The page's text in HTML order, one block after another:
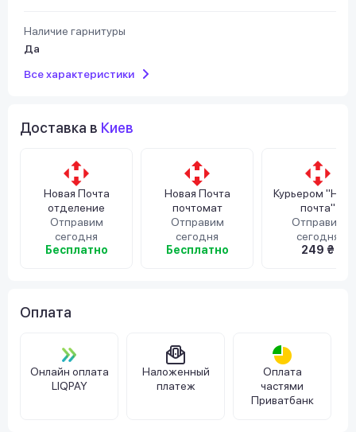
Наличие гарнитуры
Да
Все характеристики
Доставка в Киев
Новая Почта
отделение
Отправим
сегодня
Бесплатно
Новая Почта
почтомат
Отправим
сегодня
Бесплатно
Курьером
почта"
Отправим
сегодня
249 ₴
Оплата
Онлайн оплата
LIQPAY
Наложенный
платеж
Оплата
частями
Приватбанк